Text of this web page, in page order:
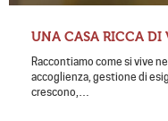
UNA CASA RICCA DI
Raccontiamo come si vive
accoglienza, gestione di
crescono,…